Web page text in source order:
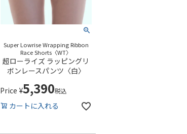
Super Lowrise Wrapping Ribbon
Race Shorts〈WT〉
超ローライズ ラッピングリ
ボンレースパンツ〈白〉
Price ¥5,390税込
カートに入れる